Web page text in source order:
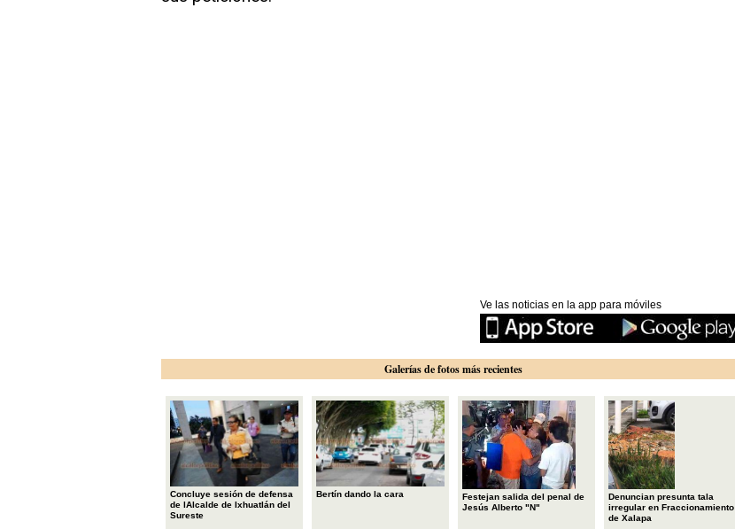
Ve las noticias en la app para móviles
Galerías de fotos más recientes
Concluye sesión de defensa
de lAlcalde de Ixhuatlán del
Sureste
Bertín dando la cara
Festejan salida del penal de
Jesús Alberto "N"
Denuncian presunta tala
irregular en Fraccionamiento
de Xalapa